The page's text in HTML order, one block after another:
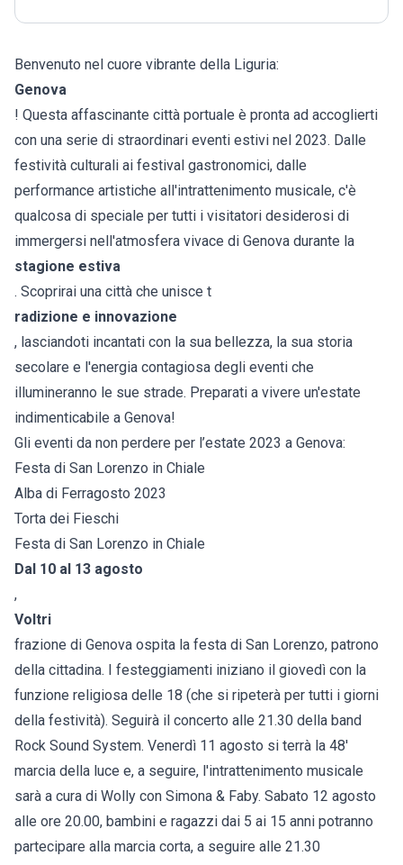
Benvenuto nel cuore vibrante della Liguria:
Genova
! Questa affascinante città portuale è pronta ad accoglierti
con una serie di straordinari eventi estivi nel 2023. Dalle
festività culturali ai festival gastronomici, dalle
performance artistiche all'intrattenimento musicale, c'è
qualcosa di speciale per tutti i visitatori desiderosi di
immergersi nell'atmosfera vivace di Genova durante la
stagione estiva
. Scoprirai una città che unisce t
radizione e innovazione
, lasciandoti incantati con la sua bellezza, la sua storia
secolare e l'energia contagiosa degli eventi che
illumineranno le sue strade. Preparati a vivere un'estate
indimenticabile a Genova!
Gli eventi da non perdere per l’estate 2023 a Genova:
Festa di San Lorenzo in Chiale
Alba di Ferragosto 2023
Torta dei Fieschi
Festa di San Lorenzo in Chiale
Dal 10 al 13 agosto
,
Voltri
frazione di Genova ospita la festa di San Lorenzo, patrono
della cittadina. I festeggiamenti iniziano il giovedì con la
funzione religiosa delle 18 (che si ripeterà per tutti i giorni
della festività). Seguirà il concerto alle 21.30 della band
Rock Sound System. Venerdì 11 agosto si terrà la 48'
marcia della luce e, a seguire, l'intrattenimento musicale
sarà a cura di Wolly con Simona & Faby. Sabato 12 agosto
alle ore 20.00, bambini e ragazzi dai 5 ai 15 anni potranno
partecipare alla marcia corta, a seguire alle 21.30